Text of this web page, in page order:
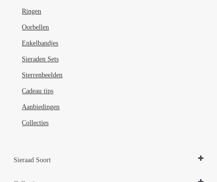
Ringen
Oorbellen
Enkelbandjes
Sieraden Sets
Sterrenbeelden
Cadeau tips
Aanbiedingen
Collecties
Sieraad Soort